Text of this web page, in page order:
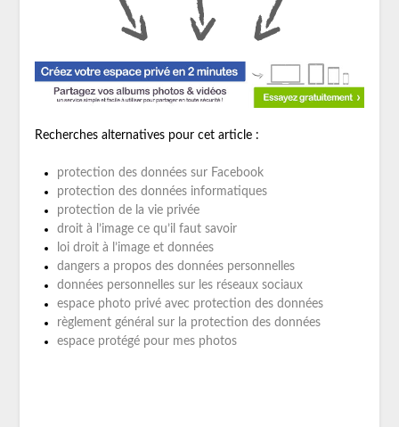
Recherches alternatives pour cet article :
protection des données sur Facebook
protection des données informatiques
protection de la vie privée
droit à l’image ce qu’il faut savoir
loi droit à l’image et données
dangers a propos des données personnelles
données personnelles sur les réseaux sociaux
espace photo privé avec protection des données
règlement général sur la protection des données
espace protégé pour mes photos